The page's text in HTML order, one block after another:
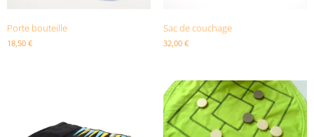
Porte bouteille
18,50 €
Sac de couchage
32,00 €